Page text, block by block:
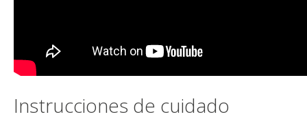
Instrucciones de cuidado